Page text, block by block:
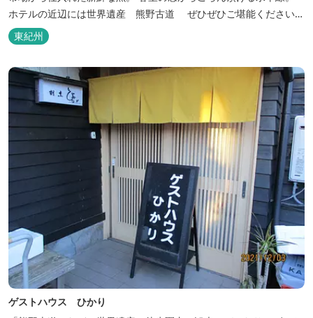
ホテルの近辺には世界遺産 熊野古道 ぜひぜひご堪能くださいま
せ。
東紀州
ゲストハウス ひかり